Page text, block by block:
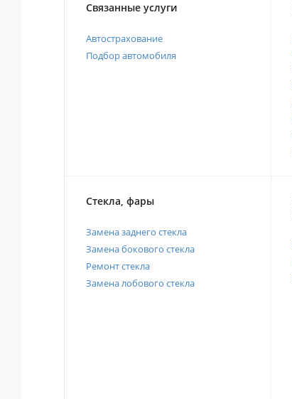
Связанные услуги
Автострахование
Подбор автомобиля
Стекла, фары
Замена заднего стекла
Замена бокового стекла
Ремонт стекла
Замена лобового стекла